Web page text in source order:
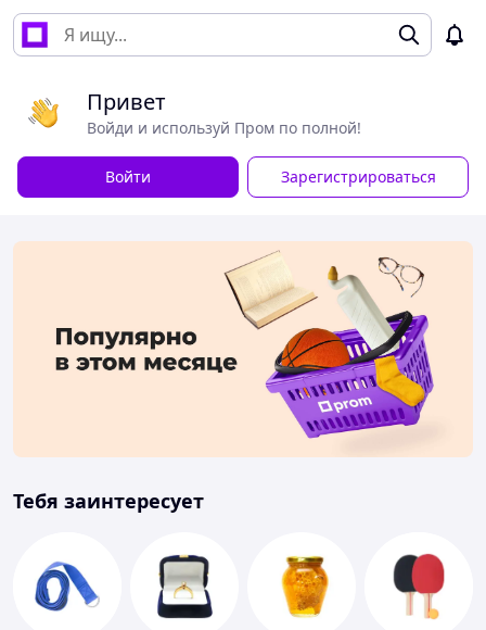
Привет
Войди и используй Пром по полной!
Войти Зарегистрироваться
Тебя заинтересует